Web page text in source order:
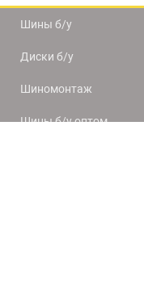
Шины б/у
Диски б/у
Шиномонтаж
Шины б/у оптом